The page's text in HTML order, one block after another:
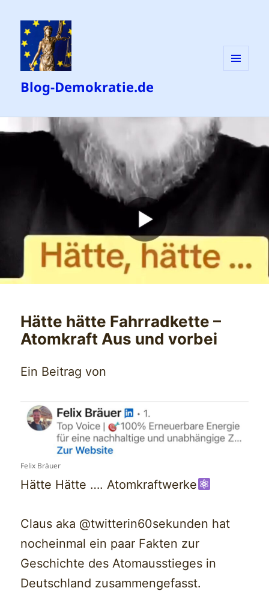
Blog-Demokratie.de
Hätte hätte Fahrradkette –
Atomkraft Aus und vorbei
Ein Beitrag von
Felix Bräuer
Hätte Hätte …. Atomkraftwerke
Claus aka @twitterin60sekunden hat
nocheinmal ein paar Fakten zur
Geschichte des Atomausstieges in
Deutschland zusammengefasst.